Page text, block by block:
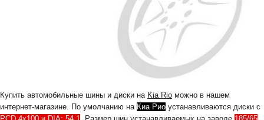
Купить автомобильные шины и диски на Kia Rio можно в нашем
интернет-магазине. По умолчанию на Киа Рио устанавливаются диски с